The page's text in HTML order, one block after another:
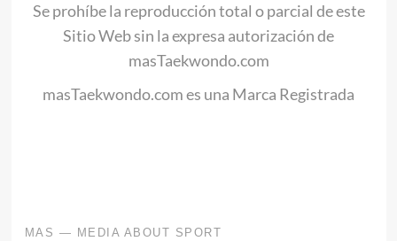
Se prohíbe la reproducción total o parcial de este
Sitio Web sin la expresa autorización de
masTaekwondo.com
masTaekwondo.com es una Marca Registrada